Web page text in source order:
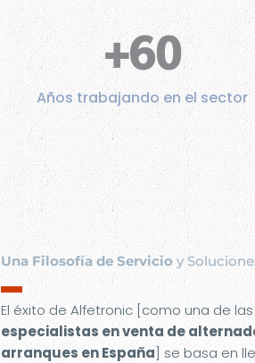
+60
Años trabajando en el sector
Una Filosofía de Servicioy
▬
El éxito de Alfetronic [como una de
especialistas en venta de
arranques en España] se basa en